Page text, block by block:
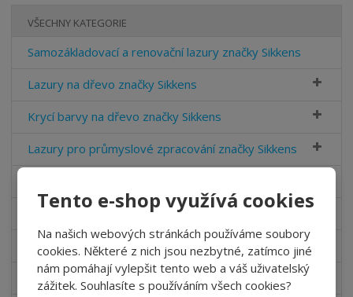
Tento e-shop využívá cookies
Na našich webových stránkách používáme soubory
cookies. Některé z nich jsou nezbytné, zatímco jiné
nám pomáhají vylepšit tento web a váš uživatelský
zážitek. Souhlasíte s používáním všech cookies?
VŠECHNY KATEGORIE
Samozákladovací a renovační lazury značky Sikkens
Lazury na dřevo značky Sikkens
Krycí barvy na dřevo značky Sikkens
Lazury pro průmyslové zpracování značky Sikkens
Interiérové barvy Sikkens
Fasádní barvy Sikkens
Odstraňovač barvy